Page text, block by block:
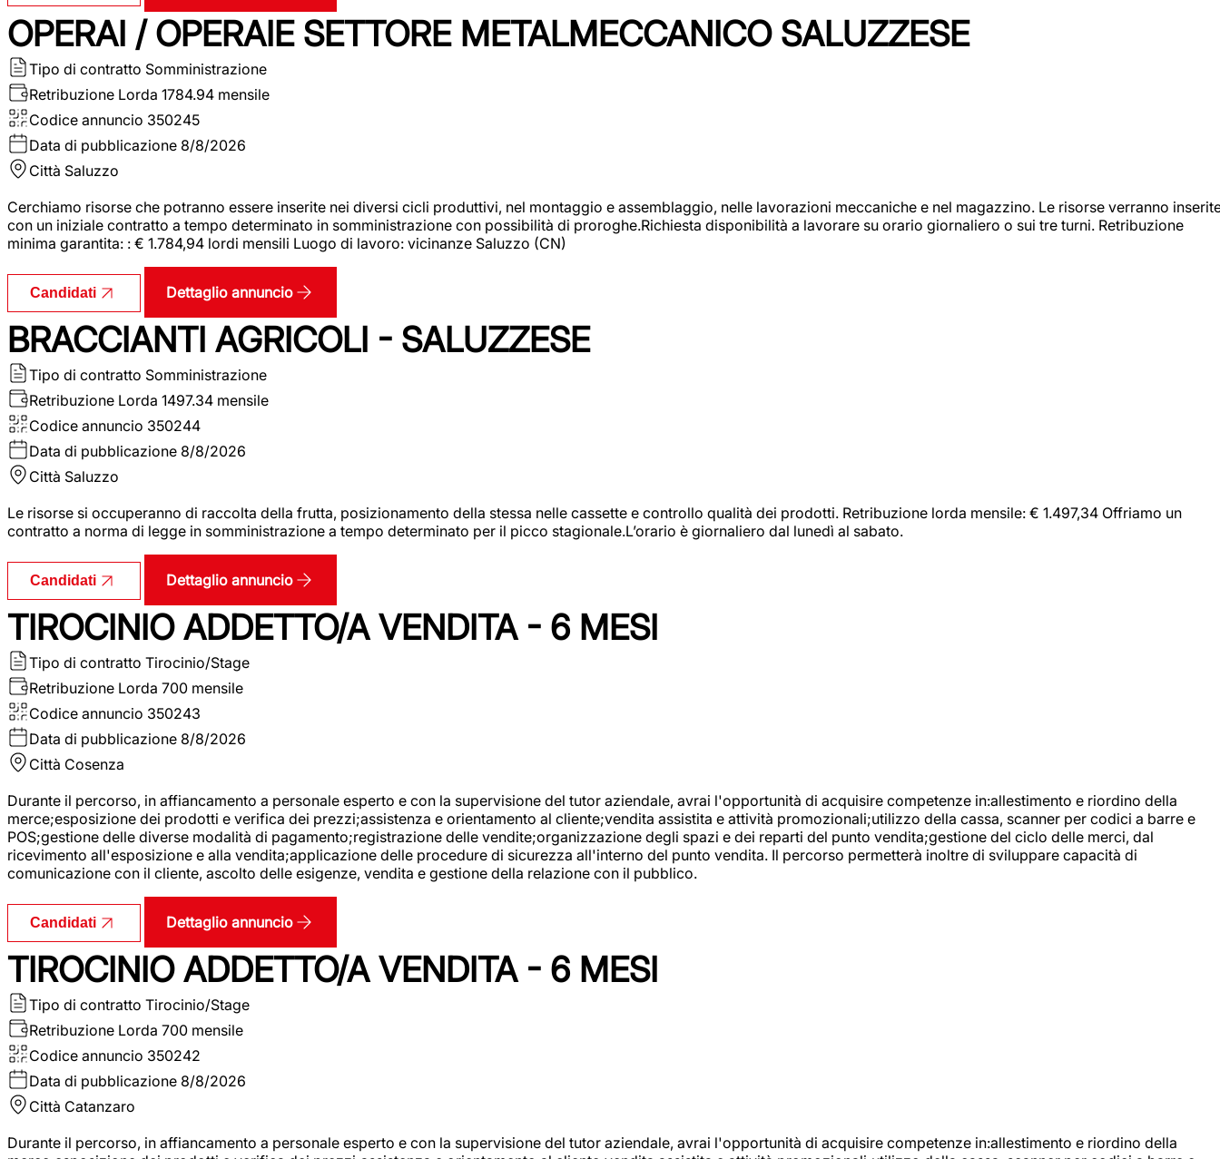
OPERAI / OPERAIE SETTORE METALMECCANICO SALUZZESE
Tipo di contratto Somministrazione
Retribuzione Lorda 1784.94 mensile
Codice annuncio 350245
Data di pubblicazione 8/8/2026
Città Saluzzo
Cerchiamo risorse che potranno essere inserite nei diversi cicli produttivi, nel montaggio e assemblaggio, nelle lavorazioni meccaniche e nel magazzino. Le risorse verranno
con un iniziale contratto a tempo determinato in somministrazione con possibilità di proroghe.Richiesta disponibilità a lavorare su orario giornaliero o sui tre turni. Retribuzione
minima garantita: : € 1.784,94 lordi mensili Luogo di lavoro: vicinanze Saluzzo (CN)
Candidati Dettaglio annuncio
BRACCIANTI AGRICOLI - SALUZZESE
Tipo di contratto Somministrazione
Retribuzione Lorda 1497.34 mensile
Codice annuncio 350244
Data di pubblicazione 8/8/2026
Città Saluzzo
Le risorse si occuperanno di raccolta della frutta, posizionamento della stessa nelle cassette e controllo qualità dei prodotti. Retribuzione lorda mensile: € 1.497,34 Offriamo un
contratto a norma di legge in somministrazione a tempo determinato per il picco stagionale.L’orario è giornaliero dal lunedì al sabato.
Candidati Dettaglio annuncio
TIROCINIO ADDETTO/A VENDITA - 6 MESI
Tipo di contratto Tirocinio/Stage
Retribuzione Lorda 700 mensile
Codice annuncio 350243
Data di pubblicazione 8/8/2026
Città Cosenza
Durante il percorso, in affiancamento a personale esperto e con la supervisione del tutor aziendale, avrai l'opportunità di acquisire competenze in:allestimento e riordino della
merce;esposizione dei prodotti e verifica dei prezzi;assistenza e orientamento al cliente;vendita assistita e attività promozionali;utilizzo della cassa, scanner per codici a barre e
POS;gestione delle diverse modalità di pagamento;registrazione delle vendite;organizzazione degli spazi e dei reparti del punto vendita;gestione del ciclo delle merci, dal
ricevimento all'esposizione e alla vendita;applicazione delle procedure di sicurezza all'interno del punto vendita. Il percorso permetterà inoltre di sviluppare capacità di
comunicazione con il cliente, ascolto delle esigenze, vendita e gestione della relazione con il pubblico.
Candidati Dettaglio annuncio
TIROCINIO ADDETTO/A VENDITA - 6 MESI
Tipo di contratto Tirocinio/Stage
Retribuzione Lorda 700 mensile
Codice annuncio 350242
Data di pubblicazione 8/8/2026
Città Catanzaro
Durante il percorso, in affiancamento a personale esperto e con la supervisione del tutor aziendale, avrai l'opportunità di acquisire competenze in:allestimento e riordino della